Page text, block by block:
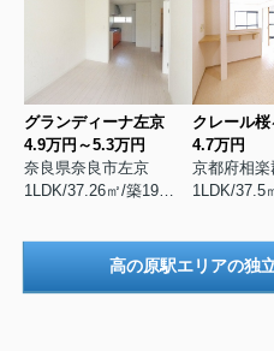
グランディーナ左京
4.9万円～5.3万円
奈良県奈良市左京
1LDK/37.26㎡/築1988年11月
クレール桜
4.7万円
高の原駅エリアの独